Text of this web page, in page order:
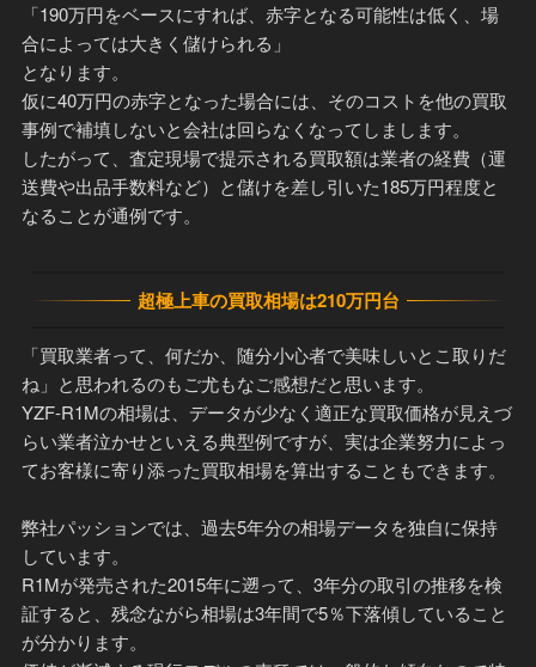
「190万円をベースにすれば、赤字となる可能性は低く、場
合によっては大きく儲けられる」
となります。
仮に40万円の赤字となった場合には、そのコストを他の買取
事例で補填しないと会社は回らなくなってしまします。
したがって、査定現場で提示される買取額は業者の経費（運
送費や出品手数料など）と儲けを差し引いた185万円程度と
なることが通例です。
超極上車の買取相場は210万円台
「買取業者って、何だか、随分小心者で美味しいとこ取りだ
ね」と思われるのもご尤もなご感想だと思います。
YZF-R1Mの相場は、データが少なく適正な買取価格が見えづ
らい業者泣かせといえる典型例ですが、実は企業努力によっ
てお客様に寄り添った買取相場を算出することもできます。
弊社パッションでは、過去5年分の相場データを独自に保持
しています。
R1Mが発売された2015年に遡って、3年分の取引の推移を検
証すると、残念ながら相場は3年間で5％下落傾していること
が分かります。